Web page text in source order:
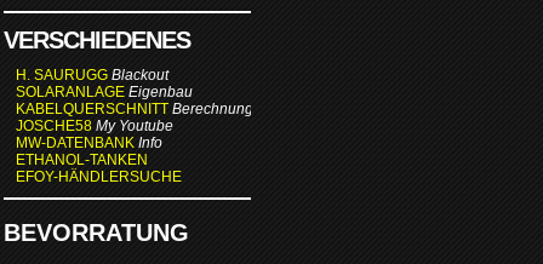
VERSCHIEDENES
H. SAURUGG Blackout
SOLARANLAGE Eigenbau
KABELQUERSCHNITT Berechnung
JOSCHE58 My Youtube
MW-DATENBANK Info
ETHANOL-TANKEN
EFOY-HÄNDLERSUCHE
BEVORRATUNG